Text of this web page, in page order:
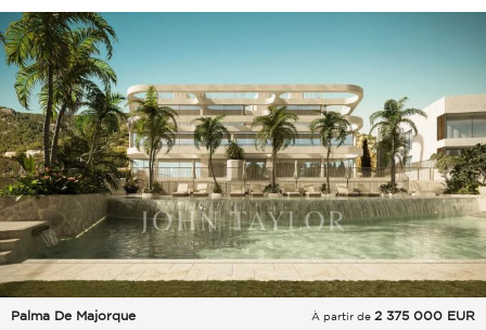
Palma De Majorque
À partir de 2 375 000 EUR